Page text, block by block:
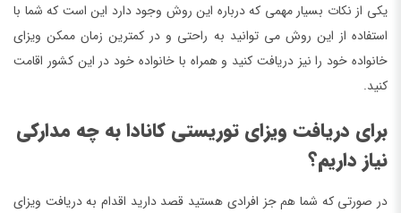
یکی از نکات بسیار مهمی که درباره این روش وجود دارد این است که شما با
استفاده از این روش می توانید به راحتی و در کمترین زمان ممکن ویزای
خانواده خود را نیز دریافت کنید و همراه با خانواده خود در این کشور اقامت
کنید.
برای دریافت ویزای توریستی کانادا به چه مدارکی
نیاز داریم؟
در صورتی که شما هم جز افرادی هستید قصد دارید اقدام به دریافت ویزای